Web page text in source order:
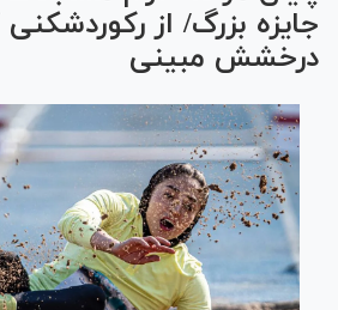
جایزه بزرگ/ از
درخشش مبینی